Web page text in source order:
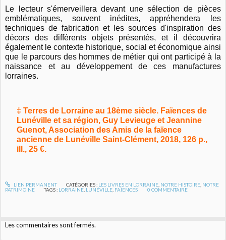
Le lecteur s'émerveillera devant une sélection de pièces
emblématiques, souvent inédites, appréhendera les
techniques de fabrication et les sources d'inspiration des
décors des différents objets présentés, et il découvrira
également le contexte historique, social et économique ainsi
que le parcours des hommes de métier qui ont participé à la
naissance et au développement de ces manufactures
lorraines.
‡ Terres de Lorraine au 18ème siècle. Faïences de
Lunéville et sa région, Guy Levieuge et Jeannine
Guenot, Association des Amis de la faïence
ancienne de Lunéville Saint-Clément, 2018, 126 p.,
ill., 25 €.
LIEN PERMANENT CATÉGORIES : LES LIVRES EN LORRAINE, NOTRE HISTOIRE, NOTRE
PATRIMOINE
TAGS : LORRAINE LUNÉVILLE FAÏENCES 0 COMMENTAIRE
Les commentaires sont fermés.